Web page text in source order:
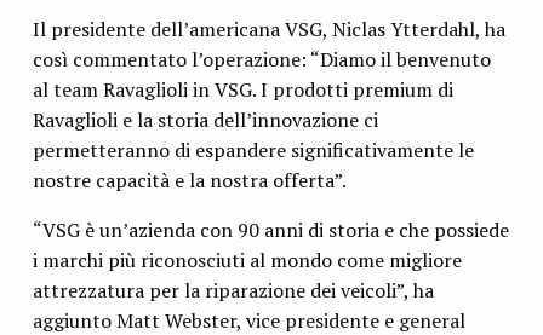
Il presidente dell’americana VSG, Niclas Ytterdahl, ha
così commentato l’operazione: “Diamo il benvenuto
al team Ravaglioli in VSG. I prodotti premium di
Ravaglioli e la storia dell’innovazione ci
permetteranno di espandere significativamente le
nostre capacità e la nostra offerta”.
“VSG è un’azienda con 90 anni di storia e che possiede
i marchi più riconosciuti al mondo come migliore
attrezzatura per la riparazione dei veicoli”, ha
aggiunto Matt Webster, vice presidente e general